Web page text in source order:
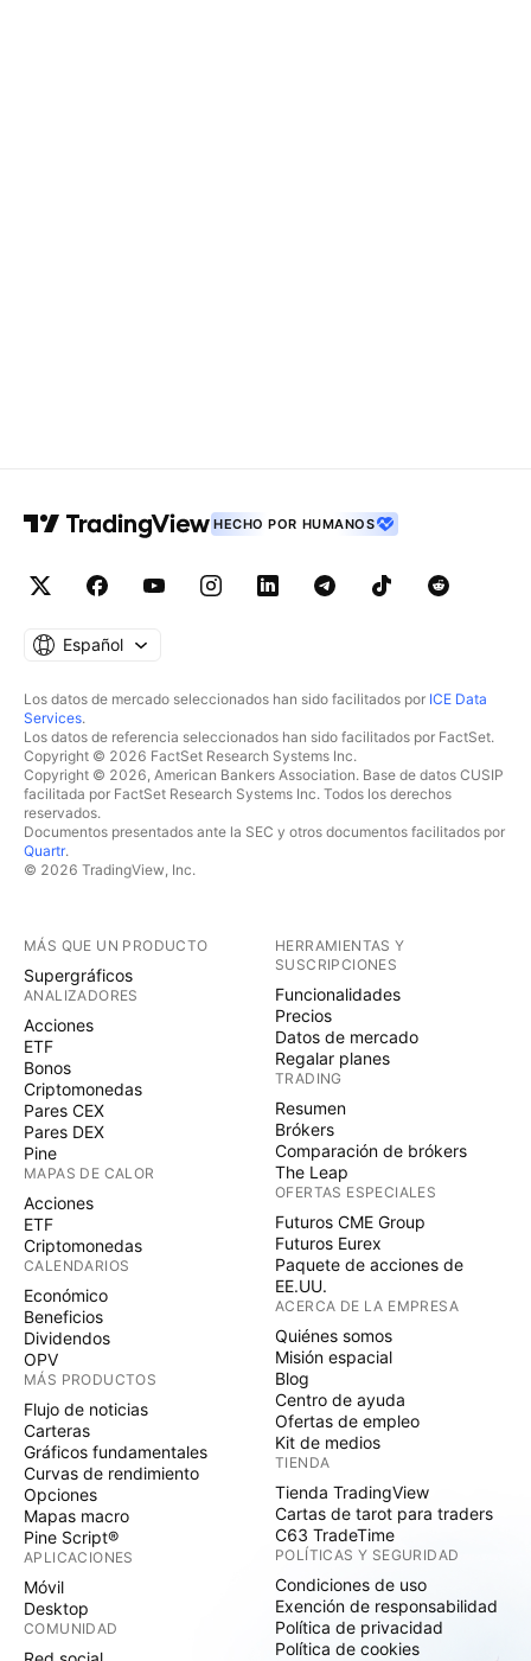
HECHO POR HUMANOS
Español
Los datos de mercado seleccionados han sido facilitados por ICE Data
Services.
Los datos de referencia seleccionados han sido facilitados por FactSet.
Copyright © 2026 FactSet Research Systems Inc.
Copyright © 2026, American Bankers Association. Base de datos CUSIP
facilitada por FactSet Research Systems Inc. Todos los derechos
reservados.
Documentos presentados ante la SEC y otros documentos facilitados por
Quartr.
© 2026 TradingView, Inc.
MÁS QUE UN PRODUCTO
Supergráficos
ANALIZADORES
Acciones
ETF
Bonos
Criptomonedas
Pares CEX
Pares DEX
Pine
MAPAS DE CALOR
Acciones
ETF
Criptomonedas
CALENDARIOS
Económico
Beneficios
Dividendos
OPV
MÁS PRODUCTOS
Flujo de noticias
Carteras
Gráficos fundamentales
Curvas de rendimiento
Opciones
Mapas macro
Pine Script®
APLICACIONES
Móvil
Desktop
COMUNIDAD
HERRAMIENTAS Y
SUSCRIPCIONES
Funcionalidades
Precios
Datos de mercado
Regalar planes
TRADING
Resumen
Brókers
Comparación de brókers
The Leap
OFERTAS ESPECIALES
Futuros CME Group
Futuros Eurex
Paquete de acciones de
EE.UU.
ACERCA DE LA EMPRESA
Quiénes somos
Misión espacial
Blog
Centro de ayuda
Ofertas de empleo
Kit de medios
TIENDA
Tienda TradingView
Cartas de tarot para traders
C63 TradeTime
POLÍTICAS Y SEGURIDAD
Condiciones de uso
Exención de responsabilidad
Política de privacidad
Política de cookies